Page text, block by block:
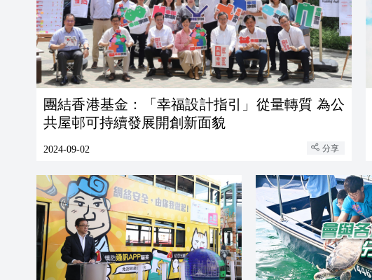
團結香港基金：「幸福設計指引」從量轉質 為公
共屋邨可持續發展開創新面貌
2024-09-02 分享